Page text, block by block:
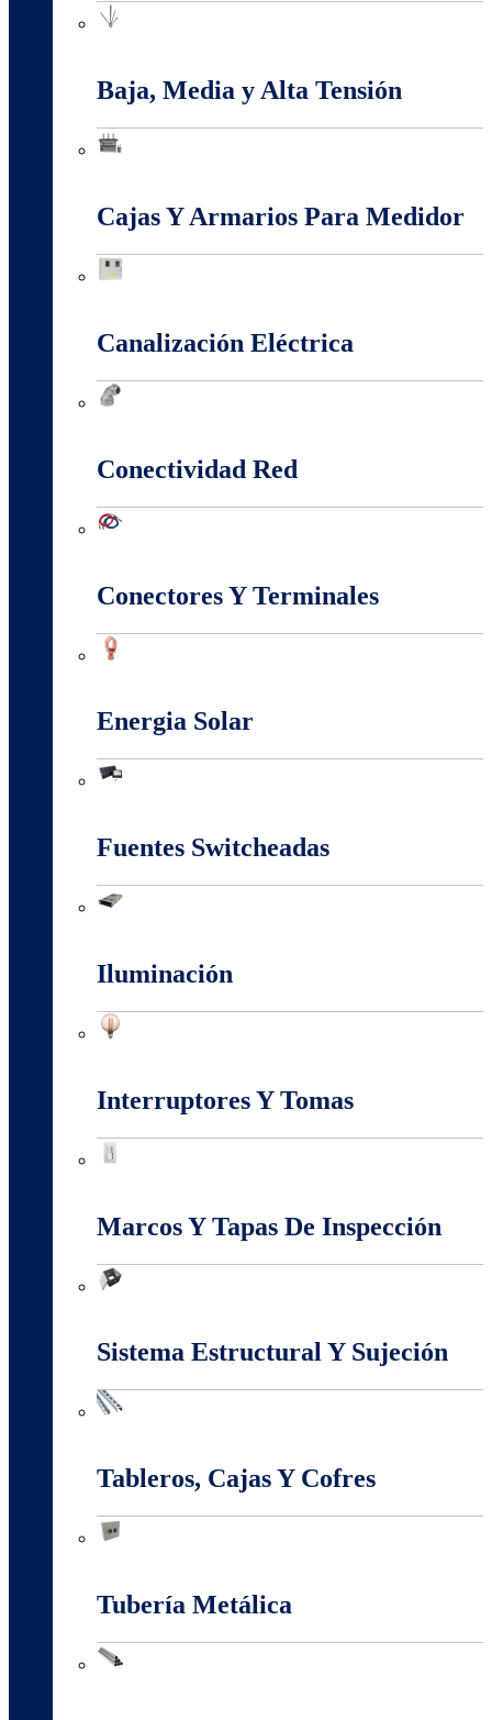
Baja, Media y Alta Tensión
Cajas Y Armarios Para Medidor
Canalización Eléctrica
Conectividad Red
Conectores Y Terminales
Energia Solar
Fuentes Switcheadas
Iluminación
Interruptores Y Tomas
Marcos Y Tapas De Inspección
Sistema Estructural Y Sujeción
Tableros, Cajas Y Cofres
Tubería Metálica